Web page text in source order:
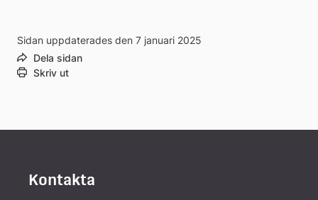
Sidan uppdaterades den 7 januari 2025
Dela sidan
Skriv ut
Kontakta